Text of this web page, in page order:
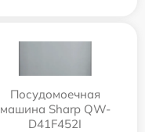
Посудомоечная
машина Sharp QW-
D41F452I